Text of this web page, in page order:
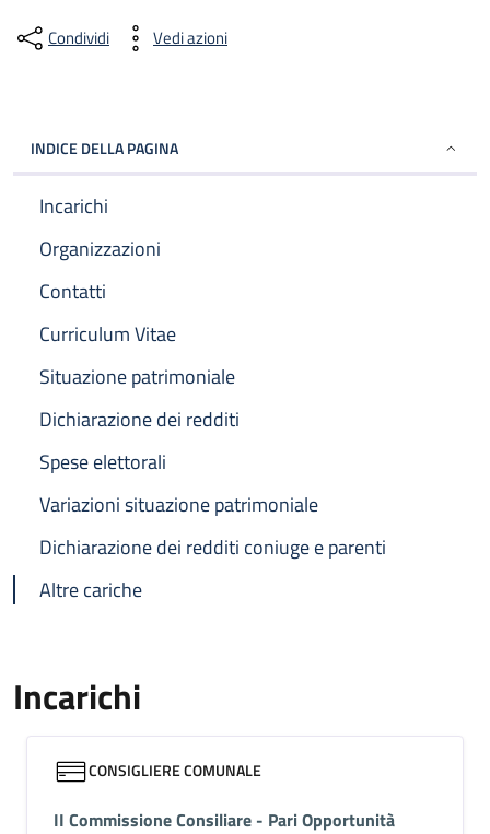
Condividi Vedi azioni
INDICE DELLA PAGINA
Incarichi
Organizzazioni
Contatti
Curriculum Vitae
Situazione patrimoniale
Dichiarazione dei redditi
Spese elettorali
Variazioni situazione patrimoniale
Dichiarazione dei redditi coniuge e parenti
Altre cariche
Incarichi
CONSIGLIERE COMUNALE
II Commissione Consiliare - Pari Opportunità